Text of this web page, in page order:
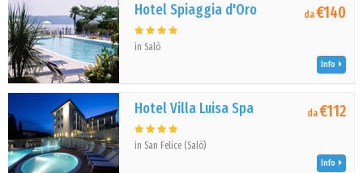
Hotel Spiaggia d'Oro
in Salò
da€140
Info
Hotel Villa Luisa Spa
in San Felice (Salò)
da€112
Info